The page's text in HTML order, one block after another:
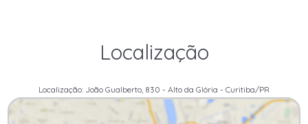
Localização
Localização: João Gualberto, 830 - Alto da Glória - Curitiba/PR